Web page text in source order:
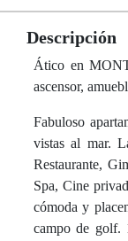
Descripción
Ático en
ascensor,
Fabuloso
vistas al mar.
Restaurante,
Spa, Cine
cómoda y
campo de golf.